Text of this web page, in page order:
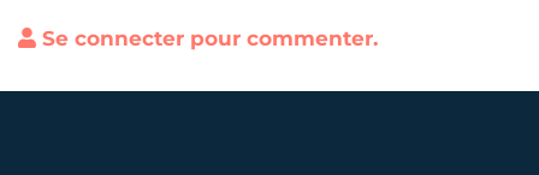
Se connecter pour commenter.